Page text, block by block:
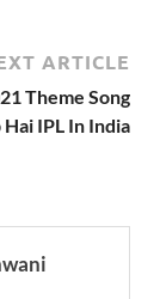
ARTICLE
Theme Song
IPL In India